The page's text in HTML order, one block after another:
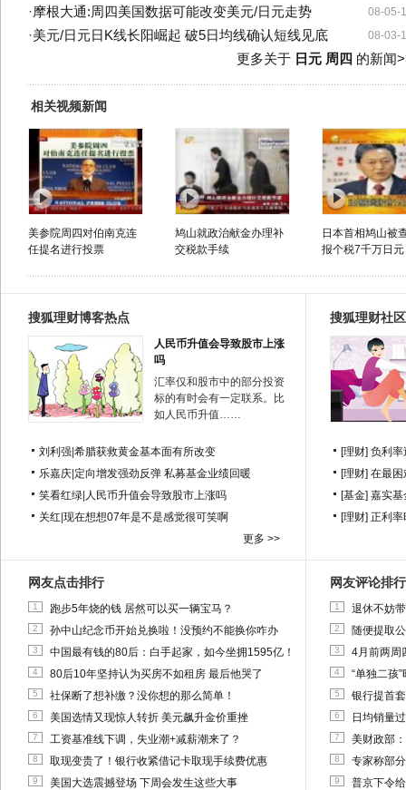
08-05-
·摩根大通:周四美国数据可能改变美元/日元走势
08-03-
·美元/日元日K线长阳崛起 破5日均线确认短线见底
更多关于 日元 周四 的新闻
相关视频新闻
美参院周四对伯南克连
任提名进行投票
鸠山就政治献金办理补
交税款手续
日本首相鸠山被
报个税7千万日元
搜狐理财博客热点
人民币升值会导致股市上涨
吗
汇率仅和股市中的部分投资
标的有时会有一定联系。比
如人民币升值……
刘利强 希腊获救黄金基本面有所改变
乐嘉庆 定向增发强劲反弹 私募基金业绩回暖
笑看红绿 人民币升值会导致股市上涨吗
关红 现在想想07年是不是感觉很可笑啊
更多 >>
搜狐理财社
[理财] 负利率
[理财] 在最困
[基金] 嘉实基
[理财] 正利率
网友点击排行
1 跑步5年烧的钱 居然可以买一辆宝马？
2 孙中山纪念币开始兑换啦！没预约不能换你咋办
3 中国最有钱的80后：白手起家，如今坐拥1595亿！
4 80后10年坚持认为买房不如租房 最后他哭了
5 社保断了想补缴？没你想的那么简单！
6 美国选情又现惊人转折 美元飙升金价重挫
7 工资基准线下调，失业潮+减薪潮来了？
8 取现变贵了！银行收紧借记卡取现手续费优惠
9 美国大选震撼登场 下周会发生这些大事
网友评论排行
1 退休不妨
2 随便提取
3 4月前两周
4 “单独二孩
5 银行提首
6 日均销量
7 美财政部
8 专家称部
9 普京下令